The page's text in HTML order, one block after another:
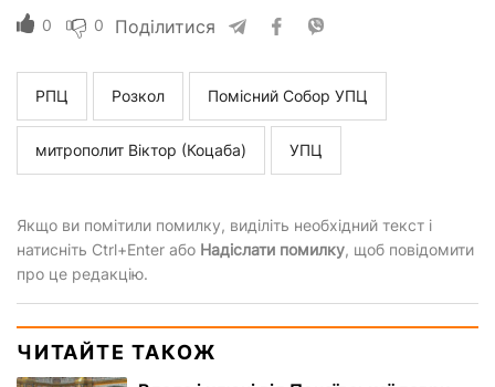
0 0 Поділитися
РПЦ Розкол Помісний Собор УПЦ
митрополит Віктор (Коцаба) УПЦ
Якщо ви помітили помилку, виділіть необхідний текст і
натисніть Ctrl+Enter або Надіслати помилку, щоб повідомити
про це редакцію.
ЧИТАЙТЕ ТАКОЖ